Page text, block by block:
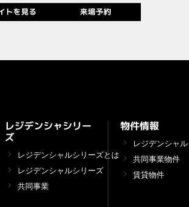
トを見る 来場予約
レジデンシャシリー
ズ
レジデンシャルシリーズとは
レジデンシャルシリーズ
共同事業
物件情報
レジデンシャ
共同事業物件
賃貸物件